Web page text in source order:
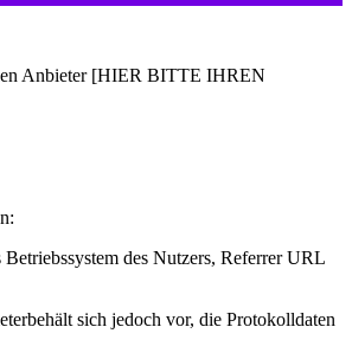
Anbieter [HIER BITTE IHREN
des Nutzers, Referrer URL
sich jedoch vor, die Protokolldaten